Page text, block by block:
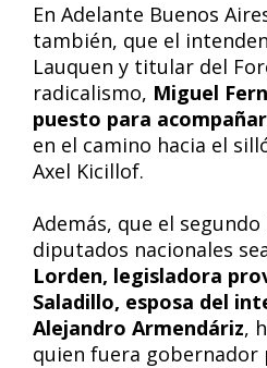
En Adelante Buenos
también, que el
Lauquen y titular del
radicalismo, Miguel
puesto para
en el camino hacia el
Axel Kicillof.
Además, que el
diputados nacionales
Lorden, legisladora
Saladillo, esposa del
Alejandro Armendáriz,
quien fuera gobernador